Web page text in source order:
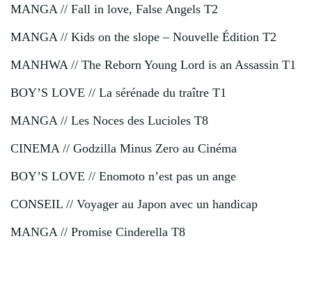
MANGA // Fall in love, False Angels T2
MANGA // Kids on the slope – Nouvelle Édition T2
MANHWA // The Reborn Young Lord is an Assassin T1
BOY’S LOVE // La sérénade du traître T1
MANGA // Les Noces des Lucioles T8
CINEMA // Godzilla Minus Zero au Cinéma
BOY’S LOVE // Enomoto n’est pas un ange
CONSEIL // Voyager au Japon avec un handicap
MANGA // Promise Cinderella T8